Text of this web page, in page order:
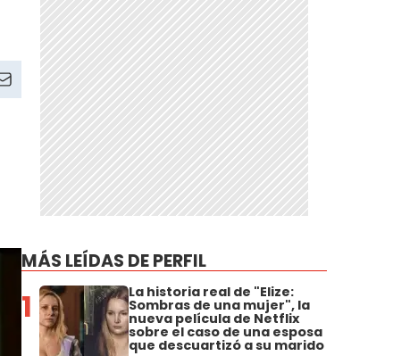
MÁS LEÍDAS DE PERFIL
1 La historia real de "Elize:
Sombras de una mujer", la
nueva película de Netflix
sobre el caso de una esposa
que descuartizó a su marido